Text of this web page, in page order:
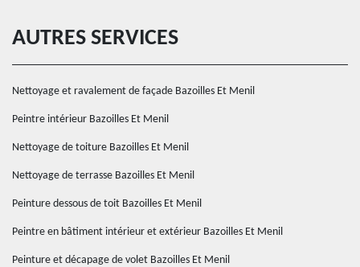
AUTRES SERVICES
Nettoyage et ravalement de façade Bazoilles Et Menil
Peintre intérieur Bazoilles Et Menil
Nettoyage de toiture Bazoilles Et Menil
Nettoyage de terrasse Bazoilles Et Menil
Peinture dessous de toit Bazoilles Et Menil
Peintre en bâtiment intérieur et extérieur Bazoilles Et Menil
Peinture et décapage de volet Bazoilles Et Menil